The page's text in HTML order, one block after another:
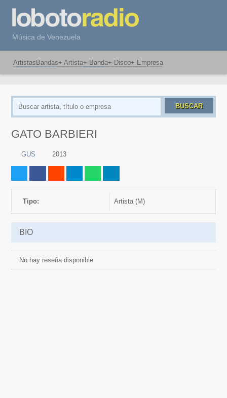
Música de Venezuela
Artistas Bandas+ Artista+ Banda+ Disco+ Empresa
BUSCAR
GATO BARBIERI
GUS 2013
Tipo: artista (M)
BIO
No hay reseña disponible